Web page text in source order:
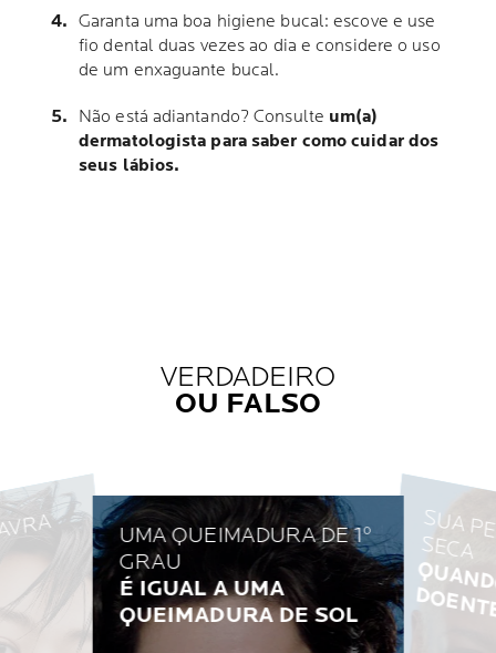
Garanta uma boa higiene bucal: escove e use
fio dental duas vezes ao dia e considere o uso
de um enxaguante bucal.
Não está adiantando? Consulte um(a)
dermatologista para saber como cuidar dos
seus lábios.
VERDADEIRO
OU FALSO
UMA QUEIMADURA DE 1º
GRAU
É IGUAL A UMA
QUEIMADURA DE SOL
VERDADEIRO
A
S
A